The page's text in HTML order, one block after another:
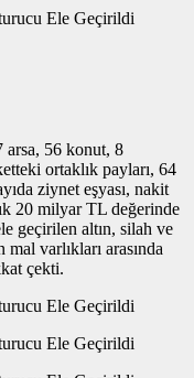
arsa, 56 konut, 8
ortaklık payları, 64
ziynet eşyası, nakit
20 milyar TL değerinde
geçirilen altın, silah ve
varlıkları arasında
çekti.